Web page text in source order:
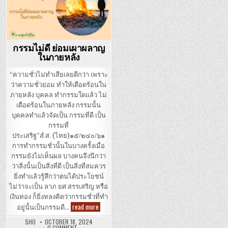
กรรมไม่ดี ย่อมเผาผลาญ
ในภายหลัง
“ความชั่วไม่ทำเสียเลยดีกว่า เพราะ
ว่าความชั่วย่อม ทำให้เดือดร้อนใน
ภายหลัง บุคคล ทำกรรมใดแล้ว ไม่
เดือดร้อนในภายหลัง กรรมนั้น
บุคคลทำแล้วจัดเป็น กรรมที่ดี เป็น
กรรมที่
ประเสริฐ”สํ.ส. (ไทย)๑๕/๒๔๐/๖๑
การทำกรรมชั่วนั้นในบางครั้งเมื่อ
กรรมยังไม่เห็นผล บางคนจึงนึกว่า
ว่าสิ่งนั้นเป็นสิ่งที่ดี เป็นสิ่งที่สมควร
ยิ่งทำแล้วรู้สึกว่าตนได้ประโยชน์
ไม่ว่าจะเป็น ลาภ ยศ สรรเสริญ หรือ
เงินทอง ก็ยิ่งหลงคิดว่ากรรมชั่วที่ทำ
อยู่นั้นเป็นกรรมดี… read more กรรมไม่ดี ย่อมเผาผลาญในภายหลัง
SHO OCTOBER 18, 2024